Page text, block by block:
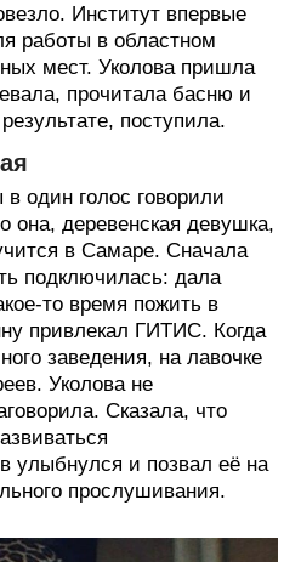
Институт впервые
работы в областном
мест. Уколова пришла
прочитала басню и
поступила.
один голос говорили
она, деревенская девушка,
в Самаре. Сначала
подключилась: дала
то время пожить в
привлекал ГИТИС. Когда
заведения, на лавочке
Уколова не
Сказала, что
улыбнулся и позвал её на
прослушивания.